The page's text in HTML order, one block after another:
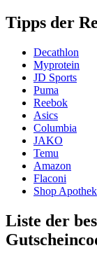
Tipps der
Decathlon
Myprotein
JD Sports
Puma
Reebok
Asics
Columbia
JAKO
Temu
Amazon
Flaconi
Shop
Liste der